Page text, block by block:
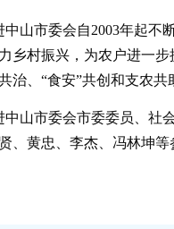
中山市委会自2003年起不
乡村振兴，为农户进一
治、“食安”共创和支农共
中山市委会市委委员、社
、黄忠、李杰、冯林坤等